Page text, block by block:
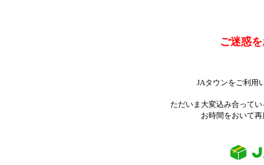
ご迷惑
JAタウンをご利用
ただいま大変込み合って
お時間をおいて